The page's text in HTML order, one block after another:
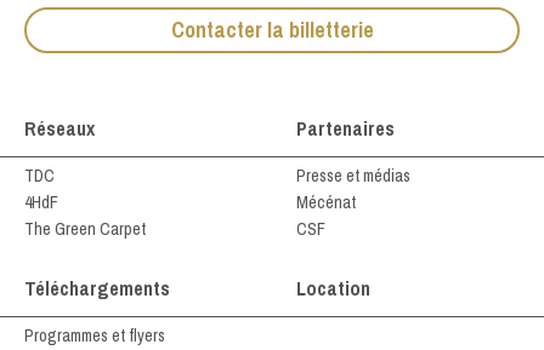
Contacter la billetterie
Réseaux
TDC
4HdF
The Green Carpet
Partenaires
Presse et médias
Mécénat
CSF
Téléchargements
Programmes et flyers
Location